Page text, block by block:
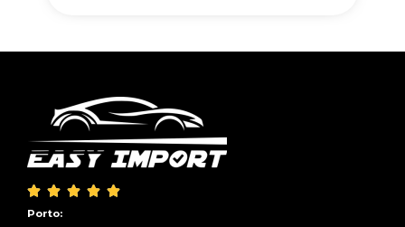
    
Porto: